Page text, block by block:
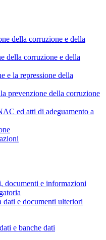
della corruzione e della
della corruzione e della
e la repressione della
prevenzione della corruzione
ed atti di adeguamento a
documenti e informazioni
dati e documenti ulteriori
e banche dati